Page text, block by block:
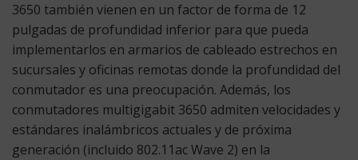
3650 también vienen en un factor de forma de 12
pulgadas de profundidad inferior para que pueda
implementarlos en armarios de cableado estrechos en
sucursales y oficinas remotas donde la profundidad del
conmutador es una preocupación. Además, los
conmutadores multigigabit 3650 admiten velocidades y
estándares inalámbricos actuales y de próxima
generación (incluido 802.11ac Wave 2) en la